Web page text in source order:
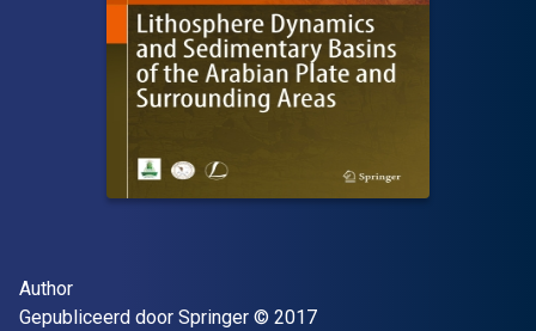
Auteur(s)
Author
Uitgever
Gepubliceerd door Springer Copyright
© 2017